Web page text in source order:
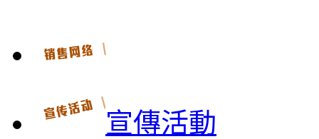
宣傳活動